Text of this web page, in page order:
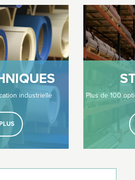
industrielle Plus de 100